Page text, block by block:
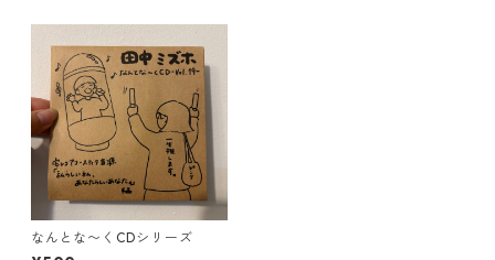
なんとな〜くCDシリーズ